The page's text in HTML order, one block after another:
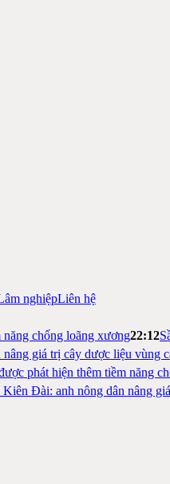
nghiệpLiên hệ
chống loãng xương22:12
giá trị cây dược liệu vùng
phát hiện thêm tiềm năng
Kiên Đài: anh nông dân nâng